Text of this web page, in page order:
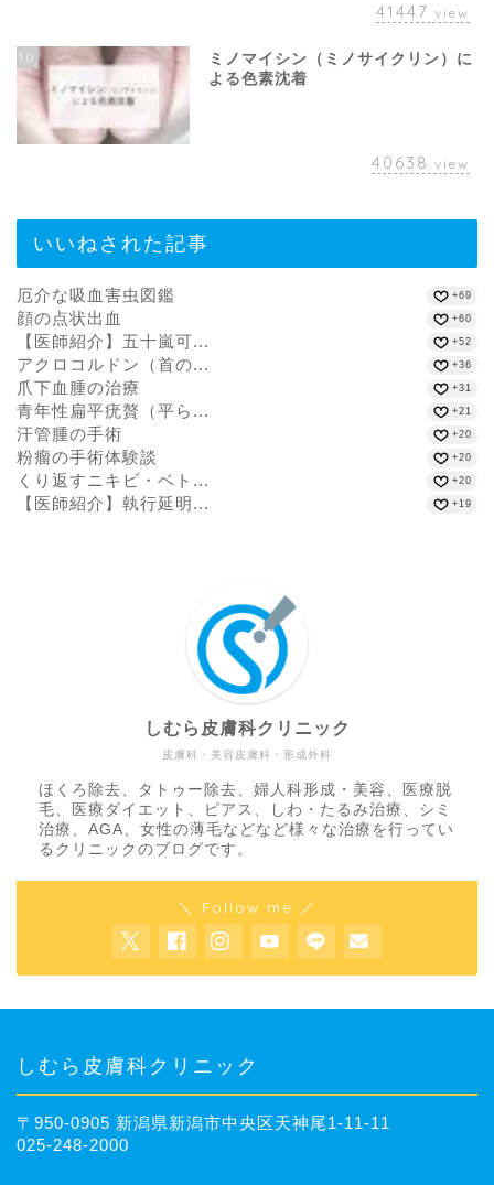
41447 view
10
ミノマイシン（ミノサイクリン）に
よる色素沈着
40638 view
いいねされた記事
厄介な吸血害虫図鑑 +69
顔の点状出血 +60
【医師紹介】五十嵐可... +52
アクロコルドン（首の... +36
爪下血腫の治療 +31
青年性扁平疣贅（平ら... +21
汗管腫の手術 +20
粉瘤の手術体験談 +20
くり返すニキビ・ベト... +20
【医師紹介】執行延明... +19
皮膚科・美容皮膚科・形成外科
しむら皮膚科クリニック
ほくろ除去、タトゥー除去、婦人科形成・美容、医療脱
毛、医療ダイエット、ピアス、しわ・たるみ治療、シミ
治療、AGA、女性の薄毛などなど様々な治療を行ってい
るクリニックのブログです。
＼ Follow me ／
しむら皮膚科クリニック
〒950-0905 新潟県新潟市中央区天神尾1-11-11
025-248-2000